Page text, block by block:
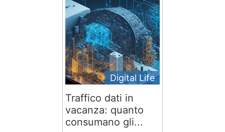
Digital Life
Traffico dati in
vacanza: quanto
consumano gli...